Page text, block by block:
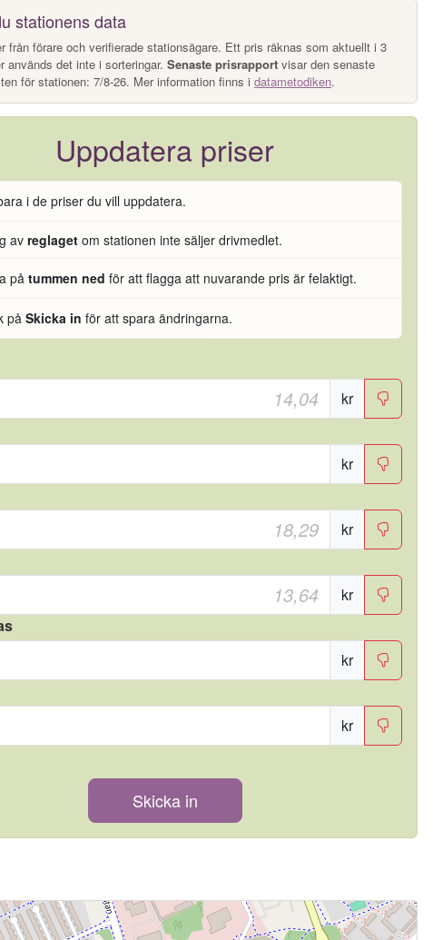
stationens data
från förare och verifierade stationsägare. Ett pris räknas som aktuellt i 3
används det inte i sorteringar. Senaste prisrapport visar den senaste
för stationen: 7/8-26. Mer information finns i datametodiken.
Uppdatera priser
i de priser du vill uppdatera.
av reglaget om stationen inte säljer drivmedlet.
påtummen ned för att flagga att nuvarande pris är felaktigt.
på Skicka in för att spara ändringarna.
kr
kr
kr
kr
kr
kr
Skicka in